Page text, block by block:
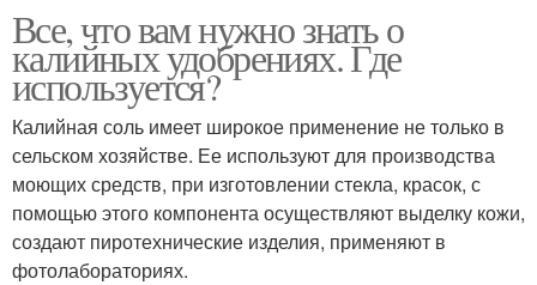
Все, что вам нужно знать о
калийных удобрениях. Где
используется?
Калийная соль имеет широкое применение не только в
сельском хозяйстве. Ее используют для производства
моющих средств, при изготовлении стекла, красок, с
помощью этого компонента осуществляют выделку кожи,
создают пиротехнические изделия, применяют в
фотолабораториях.